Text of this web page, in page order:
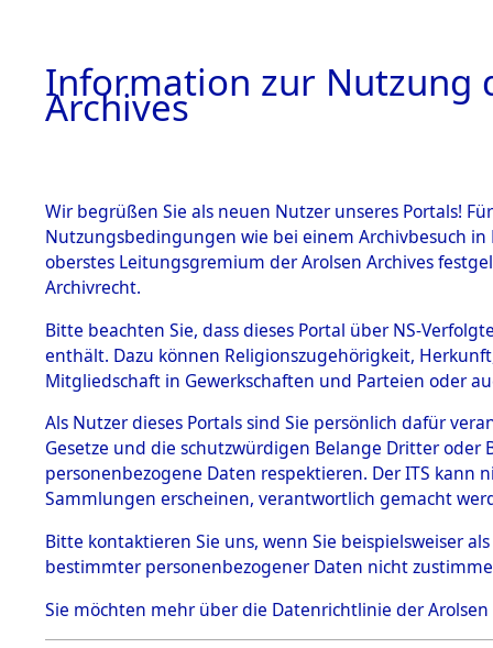
BESTÄNDE
1.
mente
5. Verschiedenes
5.3
Todesmärsche
5.3.1 Alliierte
Erhebungen
zu
Todesmärsch
en
5.3.2
0003
Information zur Nutzung
Archives
Wir begrüßen Sie als neuen Nutzer unseres Portals!
Nutzungsbedingungen wie bei einem Archivbesuch
oberstes Leitungsgremium der Arolsen Archives
Archivrecht.
Bitte beachten Sie, dass dieses Portal über NS-
enthält. Dazu können Religionszugehörigkeit,
Mitgliedschaft in Gewerkschaften und Parteien oder
Als Nutzer dieses Portals sind Sie persönlich dafür
Gesetze und die schutzwürdigen Belange Dritter
personenbezogene Daten respektieren. Der ITS
Sammlungen erscheinen, verantwortlich gemacht
Bitte kontaktieren Sie uns, wenn Sie beispielsweiser
bestimmter personenbezogener Daten nicht
Sie möchten mehr über die Datenrichtlinie der Arolsen